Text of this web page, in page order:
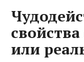
или